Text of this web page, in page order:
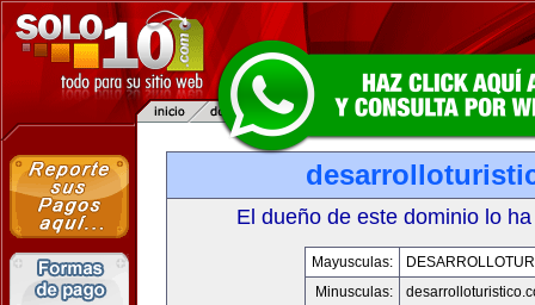
El dueño de este dominio lo
Mayusculas:
Minusculas: